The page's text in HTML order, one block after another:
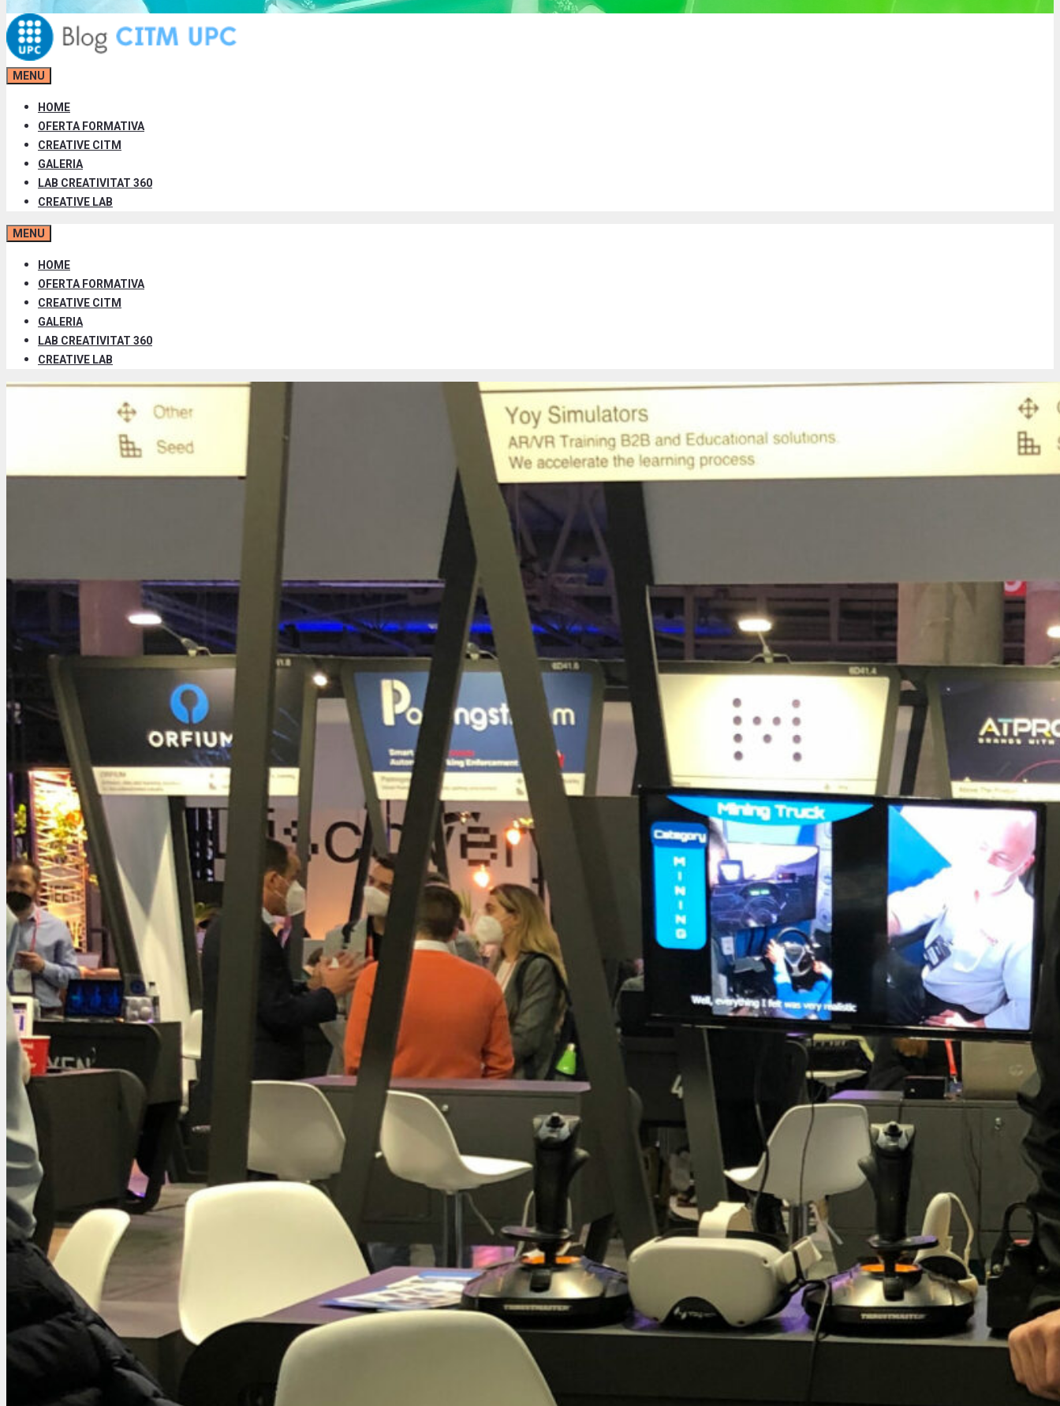
MENU
HOME
OFERTA FORMATIVA
CREATIVE CITM
GALERIA
LAB CREATIVITAT 360
CREATIVE LAB
MENU
HOME
OFERTA FORMATIVA
CREATIVE CITM
GALERIA
LAB CREATIVITAT 360
CREATIVE LAB